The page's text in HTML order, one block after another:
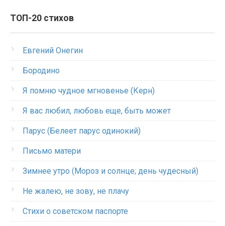
ТОП-20 стихов
Евгений Онегин
Бородино
Я помню чудное мгновенье (Керн)
Я вас любил, любовь еще, быть может
Парус (Белеет парус одинокий)
Письмо матери
Зимнее утро (Мороз и солнце; день чудесный)
Не жалею, не зову, не плачу
Стихи о советском паспорте